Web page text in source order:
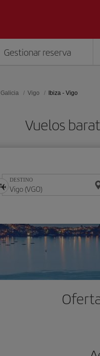
Gestionar reserva
Galicia Vigo Ibiza - Vigo
Vuelos
DESTINO